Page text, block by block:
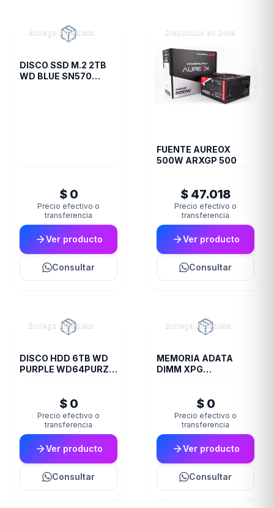
Entrega inmediata
DISCO SSD M.2 2TB
WD BLUE SN570
$ 0
Precio efectivo o
transferencia
Ver producto
Consultar
Disponible en 24hs
FUENTE AUREOX
500W ARXGP 500
$ 47.018
Precio efectivo o
transferencia
Ver producto
Consultar
Entrega inmediata
DISCO HDD 6TB WD
PURPLE WD64PURZ
$ 0
Precio efectivo o
transferencia
Ver producto
Consultar
Entrega inmediata
MEMORIA ADATA
DIMM XPG
$ 0
Precio efectivo o
transferencia
Ver producto
Consultar